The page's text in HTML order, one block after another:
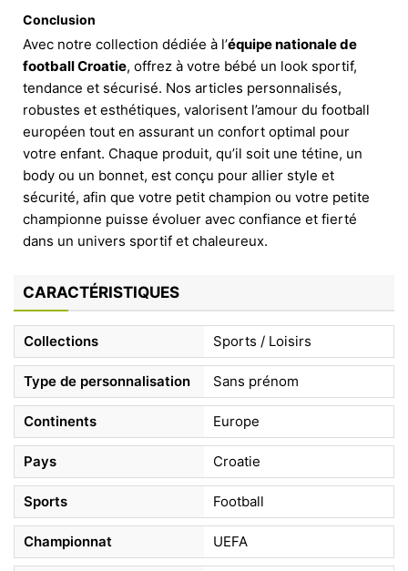
Conclusion
Avec notre collection dédiée à l’équipe nationale de
football Croatie, offrez à votre bébé un look sportif,
tendance et sécurisé. Nos articles personnalisés,
robustes et esthétiques, valorisent l’amour du football
européen tout en assurant un confort optimal pour
votre enfant. Chaque produit, qu’il soit une tétine, un
body ou un bonnet, est conçu pour allier style et
sécurité, afin que votre petit champion ou votre petite
championne puisse évoluer avec confiance et fierté
dans un univers sportif et chaleureux.
CARACTÉRISTIQUES
Collections Sports / Loisirs
Type de personnalisation Sans prénom
Continents Europe
Pays Croatie
Sports Football
Championnat UEFA